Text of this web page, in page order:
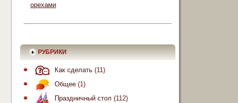
орехами
РУБРИКИ
Как сделать (11)
Общее (1)
Праздничный стол (112)